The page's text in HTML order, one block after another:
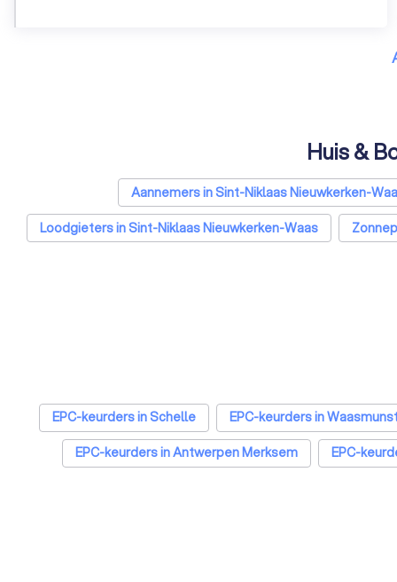
Huis &
Aannemers in Sint-Niklaas Nieuwkerken-
Loodgieters in Sint-Niklaas Nieuwkerken-Waas
EPC-keurders in Schelle EPC-keurders in
EPC-keurders in Antwerpen Merksem
EPC-